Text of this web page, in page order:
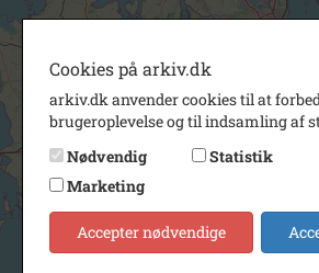
Cookies på arkiv.dk
arkiv.dk anvender cookies til at
brugeroplevelse og til indsamling af
Nødvendig
Statistik
Marketing
Accepter nødvendige